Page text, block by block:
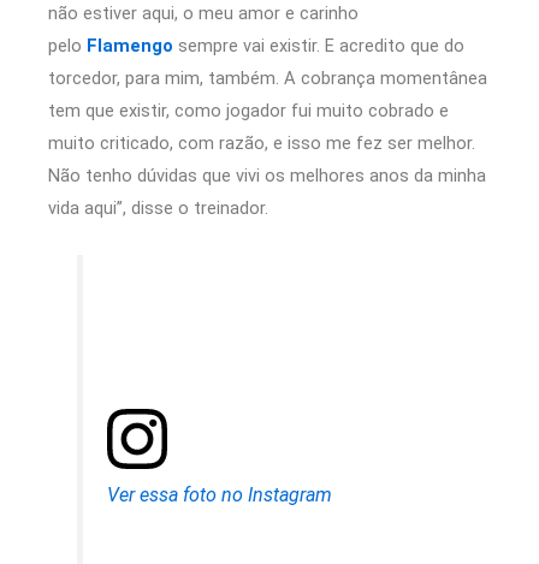
não estiver aqui, o meu amor e carinho
pelo Flamengo sempre vai existir. E acredito que do
torcedor, para mim, também. A cobrança momentânea
tem que existir, como jogador fui muito cobrado e
muito criticado, com razão, e isso me fez ser melhor.
Não tenho dúvidas que vivi os melhores anos da minha
vida aqui”, disse o treinador.
Ver essa foto no Instagram